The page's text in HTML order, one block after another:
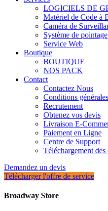
LOGICIELS DE
Matériel de Code à
Caméra de
Système de pointage
Service Web
Boutique
BOUTIQUE
NOS PACK
Contact
Contactez Nous
Conditions
Recrutement
Obtenez vos devis
Livraison E-
Paiement en Ligne
Centre de Support
Téléchargement des
Demandez un devis
Télécharger l'offre de service
Broadway Store